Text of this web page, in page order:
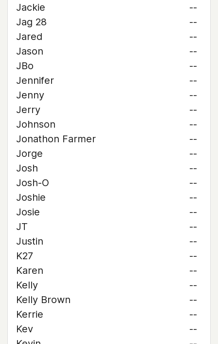
Jackie
--
Jag 28
--
Jared
--
Jason
--
JBo
--
Jennifer
--
Jenny
--
Jerry
--
Johnson
--
Jonathon Farmer
--
Jorge
--
Josh
--
Josh-O
--
Joshie
--
Josie
--
JT
--
Justin
--
K27
--
Karen
--
Kelly
--
Kelly Brown
--
Kerrie
--
Kev
--